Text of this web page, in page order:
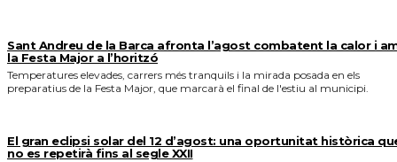
Sant Andreu de la Barca afronta l’agost combatent la calor i
la Festa Major a l’horitzó
Temperatures elevades, carrers més tranquils i la mirada posada en els
preparatius de la Festa Major, que marcarà el final de l'estiu al municipi.
El gran eclipsi solar del 12 d’agost: una oportunitat històrica
no es repetirà fins al segle XXII